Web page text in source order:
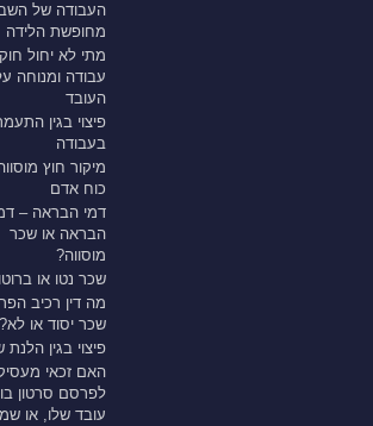
העבודה של
מחופשת הלידה
מתי לא יחול
עבודה ומנוחה
העובד
פיצוי בגין
בעבודה
מיקור חוץ
כוח אדם
דמי הבראה –
הבראה או שכר
מוסווה?
שכר נטו או ברוטו
מה דין רכיב
שכר יסוד או לא?
פיצוי בגין הלנת
האם זכאי
לפרסם סרטון
עובד שלו, או